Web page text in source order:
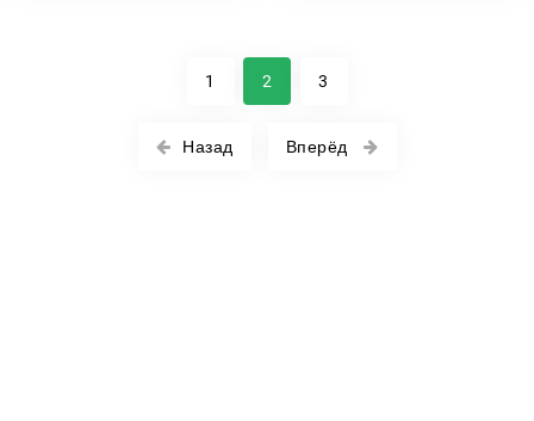
Назад
1 2 3
Вперёд